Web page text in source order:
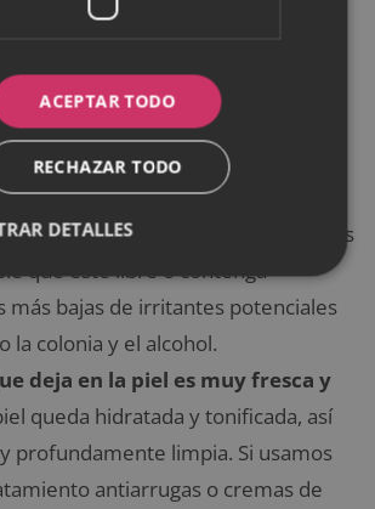
micelar y la pasamos suavemente
del agua miscelar es
para la piel que las toallitas
tipos de productos
Contiene ingredientes más suaves
que esté libre o contenga
más bajas de irritantes potenciales
la colonia y el alcohol.
deja en la piel es muy fresca y
queda hidratada y tonificada, así
profundamente limpia. Si usamos
antiarrugas o cremas de
ACEPTAR TODO
RECHAZAR TODO
DETALLES